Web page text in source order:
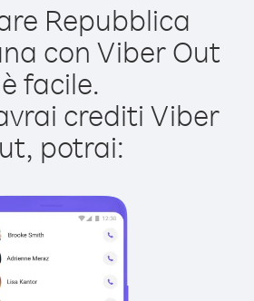
Repubblica
con Viber Out
è facile.
crediti Viber
potrai: